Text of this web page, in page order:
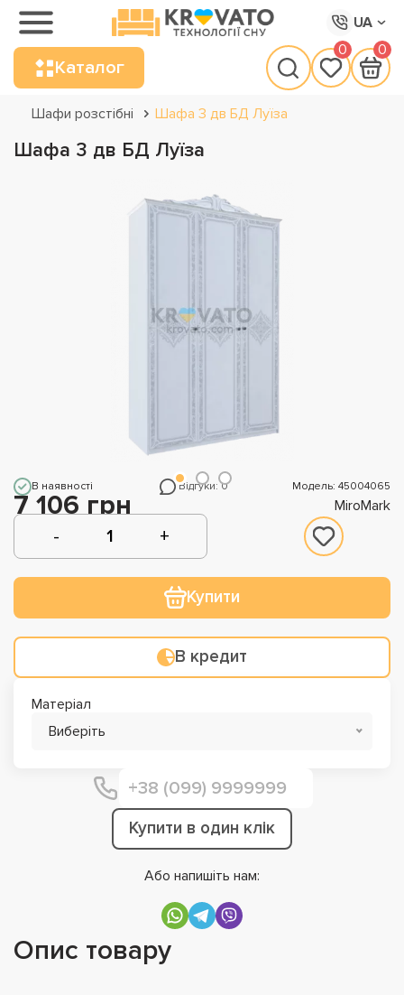
UA
Каталог
0 0
Шафи розстібні Шафа 3 дв БД Луїза
Шафа 3 дв БД Луїза
В наявності Відгуки: 0 Модель: 45004065
7 106 грн MiroMark
Купити
В кредит
Матеріал
Виберіть
Купити в один клік
Або напишіть нам:
Опис товару